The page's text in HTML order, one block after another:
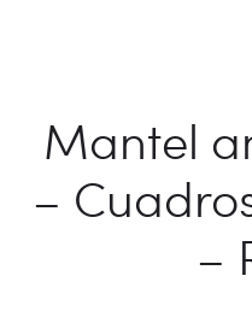
Mantel
–
–